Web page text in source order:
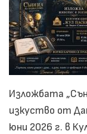
Изложбата
изкуство от
юни 2026 г. в